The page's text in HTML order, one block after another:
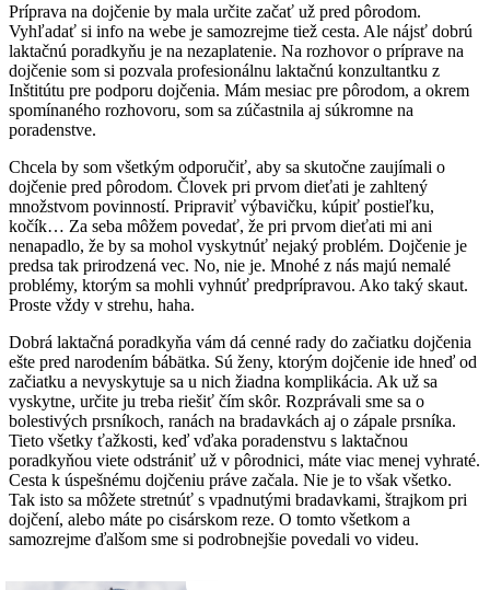
Príprava na dojčenie by mala určite začať už pred pôrodom.
Vyhľadať si info na webe je samozrejme tiež cesta. Ale nájsť dobrú
laktačnú poradkyňu je na nezaplatenie. Na rozhovor o príprave na
dojčenie som si pozvala profesionálnu laktačnú konzultantku z
Inštitútu pre podporu dojčenia. Mám mesiac pre pôrodom, a okrem
spomínaného rozhovoru, som sa zúčastnila aj súkromne na
poradenstve.
Chcela by som všetkým odporučiť, aby sa skutočne zaujímali o
dojčenie pred pôrodom. Človek pri prvom dieťati je zahltený
množstvom povinností. Pripraviť výbavičku, kúpiť postieľku,
kočík… Za seba môžem povedať, že pri prvom dieťati mi ani
nenapadlo, že by sa mohol vyskytnúť nejaký problém. Dojčenie je
predsa tak prirodzená vec. No, nie je. Mnohé z nás majú nemalé
problémy, ktorým sa mohli vyhnúť predprípravou. Ako taký skaut.
Proste vždy v strehu, haha.
Dobrá laktačná poradkyňa vám dá cenné rady do začiatku dojčenia
ešte pred narodením bábätka. Sú ženy, ktorým dojčenie ide hneď od
začiatku a nevyskytuje sa u nich žiadna komplikácia. Ak už sa
vyskytne, určite ju treba riešiť čím skôr. Rozprávali sme sa o
bolestivých prsníkoch, ranách na bradavkách aj o zápale prsníka.
Tieto všetky ťažkosti, keď vďaka poradenstvu s laktačnou
poradkyňou viete odstrániť už v pôrodnici, máte viac menej vyhraté.
Cesta k úspešnému dojčeniu práve začala. Nie je to však všetko.
Tak isto sa môžete stretnúť s vpadnutými bradavkami, štrajkom pri
dojčení, alebo máte po cisárskom reze. O tomto všetkom a
samozrejme ďalšom sme si podrobnejšie povedali vo videu.